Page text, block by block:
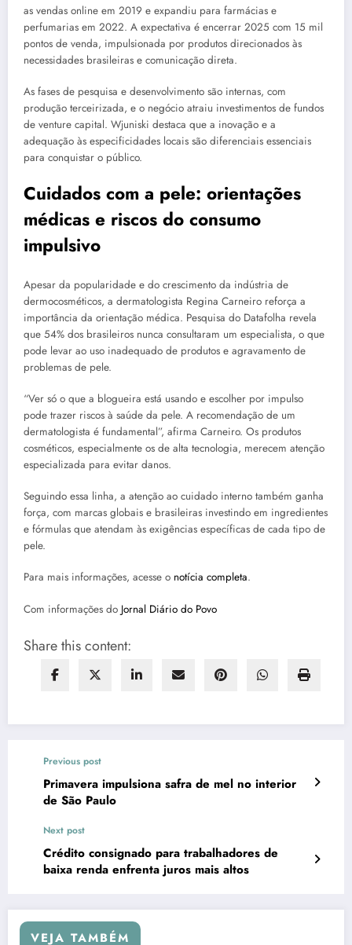
as vendas online em 2019 e expandiu para farmácias e
perfumarias em 2022. A expectativa é encerrar 2025 com 15 mil
pontos de venda, impulsionada por produtos direcionados às
necessidades brasileiras e comunicação direta.
As fases de pesquisa e desenvolvimento são internas, com
produção terceirizada, e o negócio atraiu investimentos de fundos
de venture capital. Wjuniski destaca que a inovação e a
adequação às especificidades locais são diferenciais essenciais
para conquistar o público.
Cuidados com a pele: orientações
médicas e riscos do consumo
impulsivo
Apesar da popularidade e do crescimento da indústria de
dermocosméticos, a dermatologista Regina Carneiro reforça a
importância da orientação médica. Pesquisa do Datafolha revela
que 54% dos brasileiros nunca consultaram um especialista, o que
pode levar ao uso inadequado de produtos e agravamento de
problemas de pele.
“Ver só o que a blogueira está usando e escolher por impulso
pode trazer riscos à saúde da pele. A recomendação de um
dermatologista é fundamental”, afirma Carneiro. Os produtos
cosméticos, especialmente os de alta tecnologia, merecem atenção
especializada para evitar danos.
Seguindo essa linha, a atenção ao cuidado interno também ganha
força, com marcas globais e brasileiras investindo em ingredientes
e fórmulas que atendam às exigências específicas de cada tipo de
pele.
Para mais informações, acesse o notícia completa.
Com informações do Jornal Diário do Povo
Share this content:
Previous post
Primavera impulsiona safra de mel no interior
de São Paulo
Next post
Crédito consignado para trabalhadores de
baixa renda enfrenta juros mais altos
VEJA TAMBÉM